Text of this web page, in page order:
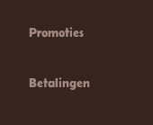
Promoties
Betalingen